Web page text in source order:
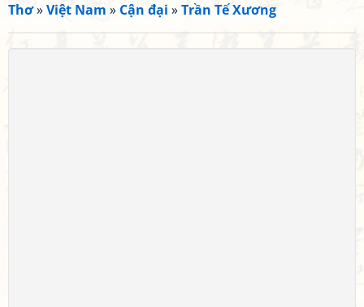
Thơ»Việt Nam » Cận đại »Trần Tế Xương